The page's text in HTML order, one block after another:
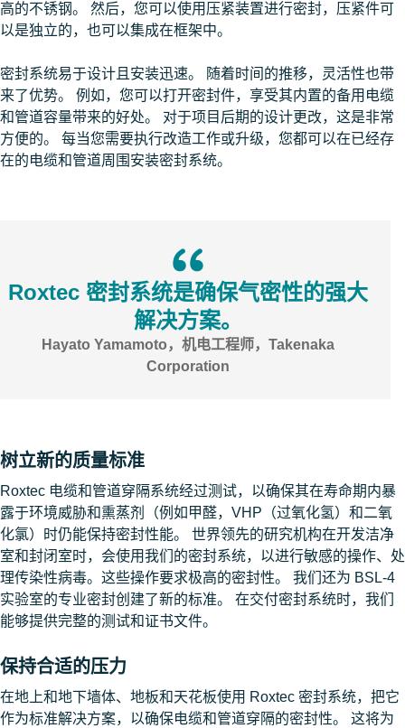
高的不锈钢。 然后，您可以使用压紧装置进行密封，压紧件可
以是独立的，也可以集成在框架中。
密封系统易于设计且安装迅速。 随着时间的推移，灵活性也带
来了优势。 例如，您可以打开密封件，享受其内置的备用电缆
和管道容量带来的好处。 对于项目后期的设计更改，这是非常
方便的。 每当您需要执行改造工作或升级，您都可以在已经存
在的电缆和管道周围安装密封系统。
Roxtec 密封系统是确保气密性的强大
解决方案。
Hayato Yamamoto，机电工程师，Takenaka
Corporation
树立新的质量标准
Roxtec 电缆和管道穿隔系统经过测试，以确保其在寿命期内暴
露于环境威胁和熏蒸剂（例如甲醛，VHP（过氧化氢）和二氧
化氯）时仍能保持密封性能。 世界领先的研究机构在开发洁净
室和封闭室时，会使用我们的密封系统，以进行敏感的操作、处
理传染性病毒。这些操作要求极高的密封性。 我们还为 BSL-4
实验室的专业密封创建了新的标准。 在交付密封系统时，我们
能够提供完整的测试和证书文件。
保持合适的压力
在地上和地下墙体、地板和天花板使用 Roxtec 密封系统，把它
作为标准解决方案，以确保电缆和管道穿隔的密封性。 这将为